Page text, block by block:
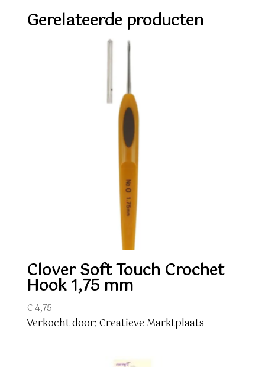
Gerelateerde producten
Clover Soft Touch Crochet
Hook 1,75 mm
€4,75
Verkocht door: Creatieve Marktplaats